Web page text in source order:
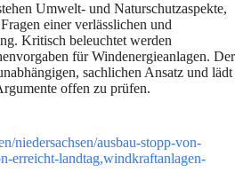
Umwelt- und Naturschutzaspekte,
einer verlässlichen und
Kritisch beleuchtet werden
für Windenergieanlagen. Der
sachlichen Ansatz und lädt
offen zu prüfen.
niedersachsen/ausbau-stopp-von-
erreicht-landtag,windkraftanlagen-